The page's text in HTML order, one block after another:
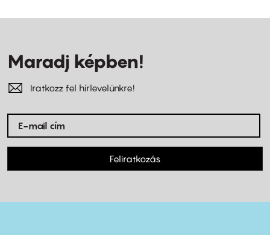
Maradj képben!
Iratkozz fel hírlevelünkre!
Feliratkozás